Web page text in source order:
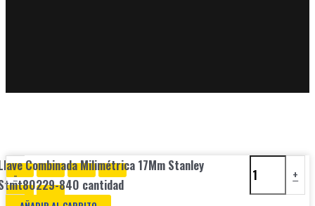
-
Combinada Milimétrica 17Mm Stanley
840 cantidad
+